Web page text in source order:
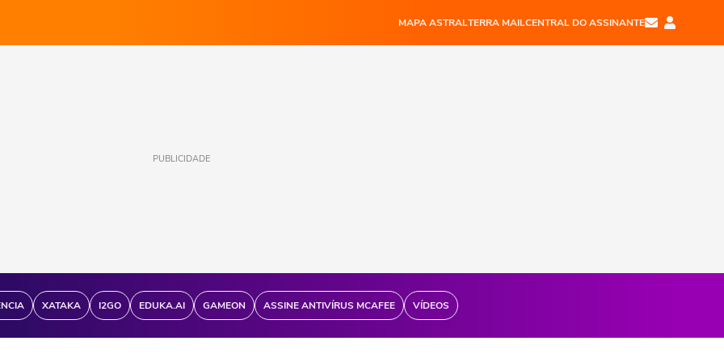
MAPA ASTRALTERRA MAILCENTRAL DO ASSINANTE
PUBLICIDADE
XATAKA I2GO EDUKA.AI GAMEON ASSINE ANTIVÍRUS MCAFEE VÍDEOS